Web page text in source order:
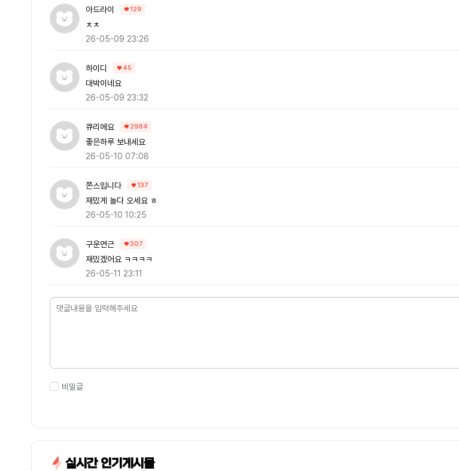
아드라이 129
ㅊㅊ
26-05-09 23:26
하이디 45
대박이네요
26-05-09 23:32
큐리에요 2984
좋은하루 보내세요
26-05-10 07:08
쫀스입니다 137
재밌게 놀다 오세요 ㅎ
26-05-10 10:25
구운연근 307
재밌겠어요 ㅋㅋㅋㅋ
26-05-11 23:11
비밀글
실시간 인기게시물